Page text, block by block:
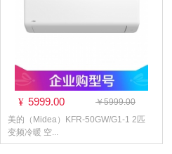
¥ 5999.00
￥5999.00
美的（Midea）KFR-50GW/G1-1 2匹
变频冷暖 空...